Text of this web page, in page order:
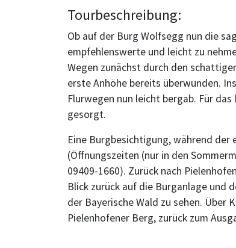
Tourbeschreibung:
Ob auf der Burg Wolfsegg nun die
empfehlenswerte und leicht zu
Wegen zunächst durch den
erste Anhöhe bereits überwunden.
Flurwegen nun leicht bergab. Für
gesorgt.
Eine Burgbesichtigung, während der
(Öffnungszeiten (nur in den
09409-1660). Zurück nach
Blick zurück auf die Burganlage und
der Bayerische Wald zu sehen.
Pielenhofener Berg, zurück zum